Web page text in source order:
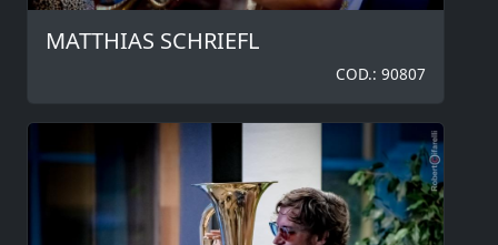
MATTHIAS SCHRIEFL
COD.: 90807